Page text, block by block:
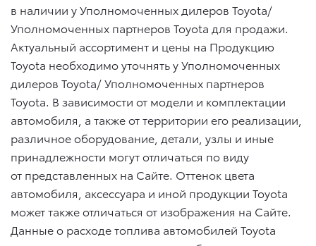
в наличии у Уполномоченных дилеров Toyota/
Уполномоченных партнеров Toyota для продажи.
Актуальный ассортимент и цены на Продукцию
Toyota необходимо уточнять у Уполномоченных
дилеров Toyota/ Уполномоченных партнеров
Toyota. В зависимости от модели и комплектации
автомобиля, а также от территории его реализации,
различное оборудование, детали, узлы и иные
принадлежности могут отличаться по виду
от представленных на Сайте. Оттенок цвета
автомобиля, аксессуара и иной продукции Toyota
может также отличаться от изображения на Сайте.
Данные о расходе топлива автомобилей Toyota